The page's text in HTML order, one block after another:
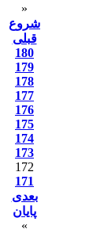
«
شروع
قبلی
180
179
178
177
176
175
174
173
172
171
بعدی
پایان
»